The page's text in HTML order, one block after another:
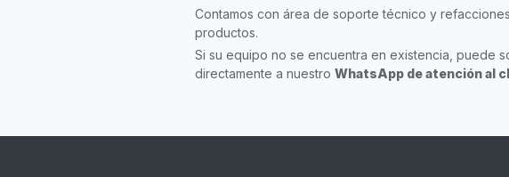
Contamos con área de soporte técnico y
productos.
Si su equipo no se encuentra en existencia, puede
directamente a nuestro WhatsApp de atención al